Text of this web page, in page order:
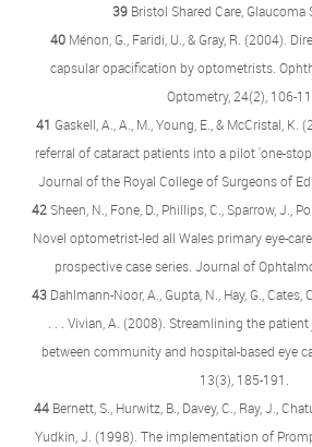
39Bristol Shared Care, Glaucoma
40 Ménon, G., Faridi, U., & Gray, R. (2004).
capsular opacification by optometrists.
Optometry, 24(2), 106-
41 Gaskell, A., A., M., Young, E., & McCristal,
referral of cataract patients into a pilot 'one-
Journal of the Royal College of Surgeons of
42 Sheen, N., Fone, D., Phillips, C., Sparrow, J.,
Novel optometrist-led all Wales primary eye-
prospective case series. Journal of
43Dahlmann-Noor, A., Gupta, N., Hay, G., Cates,
. . . Vivian, A. (2008). Streamlining the
between community and hospital-based eye
13(3), 185-191.
44Bernett, S., Hurwitz, B., Davey, C., Ray, J.,
Yudkin, J. (1998). The implementation of